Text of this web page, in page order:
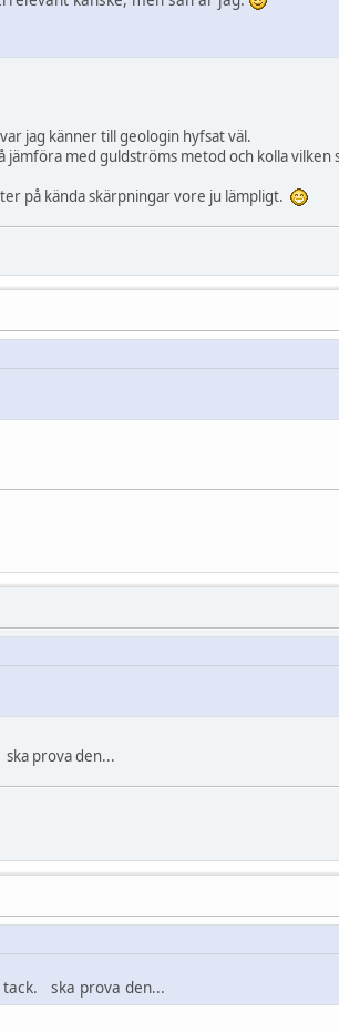
jag känner till geologin hyfsat väl.
jämföra med guldströms metod och kolla
på kända skärpningar vore ju lämpligt.
prova den...
ska prova den...